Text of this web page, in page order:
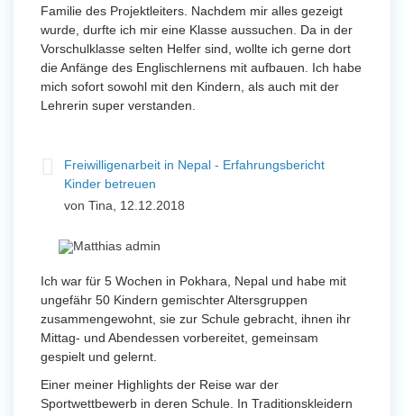
Familie des Projektleiters. Nachdem mir alles gezeigt
wurde, durfte ich mir eine Klasse aussuchen. Da in der
Vorschulklasse selten Helfer sind, wollte ich gerne dort
die Anfänge des Englischlernens mit aufbauen. Ich habe
mich sofort sowohl mit den Kindern, als auch mit der
Lehrerin super verstanden.
Freiwilligenarbeit in Nepal - Erfahrungsbericht
Kinder betreuen
von Tina, 12.12.2018
Ich war für 5 Wochen in Pokhara, Nepal und habe mit
ungefähr 50 Kindern gemischter Altersgruppen
zusammengewohnt, sie zur Schule gebracht, ihnen ihr
Mittag- und Abendessen vorbereitet, gemeinsam
gespielt und gelernt.
Einer meiner Highlights der Reise war der
Sportwettbewerb in deren Schule. In Traditionskleidern